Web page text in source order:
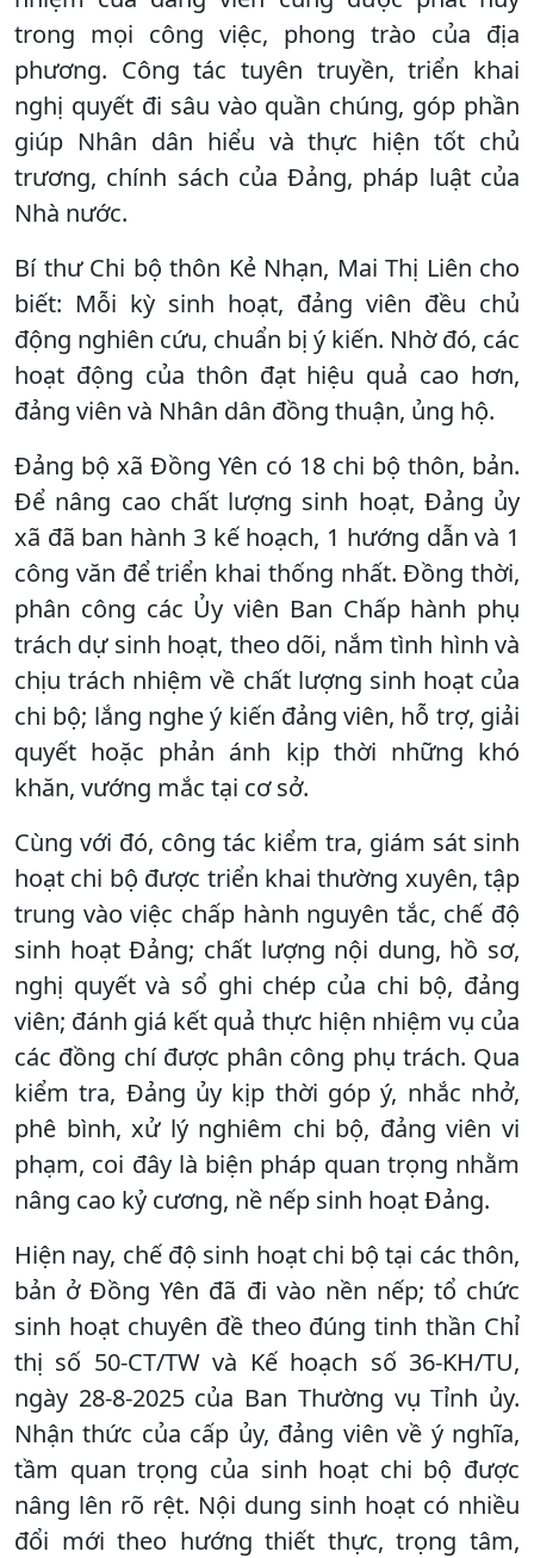
trong mọi công việc, phong trào của địa
phương. Công tác tuyên truyền, triển khai
nghị quyết đi sâu vào quần chúng, góp phần
giúp Nhân dân hiểu và thực hiện tốt chủ
trương, chính sách của Đảng, pháp luật của
Nhà nước.
Bí thư Chi bộ thôn Kẻ Nhạn, Mai Thị Liên cho
biết: Mỗi kỳ sinh hoạt, đảng viên đều chủ
động nghiên cứu, chuẩn bị ý kiến. Nhờ đó, các
hoạt động của thôn đạt hiệu quả cao hơn,
đảng viên và Nhân dân đồng thuận, ủng hộ.
Đảng bộ xã Đồng Yên có 18 chi bộ thôn, bản.
Để nâng cao chất lượng sinh hoạt, Đảng ủy
xã đã ban hành 3 kế hoạch, 1 hướng dẫn và 1
công văn để triển khai thống nhất. Đồng thời,
phân công các Ủy viên Ban Chấp hành phụ
trách dự sinh hoạt, theo dõi, nắm tình hình và
chịu trách nhiệm về chất lượng sinh hoạt của
chi bộ; lắng nghe ý kiến đảng viên, hỗ trợ, giải
quyết hoặc phản ánh kịp thời những khó
khăn, vướng mắc tại cơ sở.
Cùng với đó, công tác kiểm tra, giám sát sinh
hoạt chi bộ được triển khai thường xuyên, tập
trung vào việc chấp hành nguyên tắc, chế độ
sinh hoạt Đảng; chất lượng nội dung, hồ sơ,
nghị quyết và sổ ghi chép của chi bộ, đảng
viên; đánh giá kết quả thực hiện nhiệm vụ của
các đồng chí được phân công phụ trách. Qua
kiểm tra, Đảng ủy kịp thời góp ý, nhắc nhở,
phê bình, xử lý nghiêm chi bộ, đảng viên vi
phạm, coi đây là biện pháp quan trọng nhằm
nâng cao kỷ cương, nề nếp sinh hoạt Đảng.
Hiện nay, chế độ sinh hoạt chi bộ tại các thôn,
bản ở Đồng Yên đã đi vào nền nếp; tổ chức
sinh hoạt chuyên đề theo đúng tinh thần Chỉ
thị số 50-CT/TW và Kế hoạch số 36-KH/TU,
ngày 28-8-2025 của Ban Thường vụ Tỉnh ủy.
Nhận thức của cấp ủy, đảng viên về ý nghĩa,
tầm quan trọng của sinh hoạt chi bộ được
nâng lên rõ rệt. Nội dung sinh hoạt có nhiều
đổi mới theo hướng thiết thực, trọng tâm,